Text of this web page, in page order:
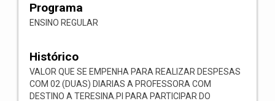
Programa
ENSINO REGULAR
Histórico
VALOR QUE SE EMPENHA PARA REALIZAR DESPESAS
COM 02 (DUAS) DIARIAS A PROFESSORA COM
DESTINO A TERESINA.PI PARA PARTICIPAR DO